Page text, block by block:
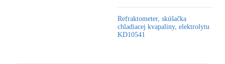
Refraktometer, skúšačka
chladiacej kvapaliny, elektrolytu
KD10541